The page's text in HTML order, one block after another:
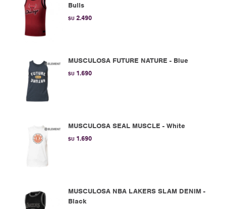
Bulls
$U 2.490
MUSCULOSA FUTURE NATURE - Blue
$U 1.690
MUSCULOSA SEAL MUSCLE - White
$U 1.690
MUSCULOSA NBA LAKERS SLAM DENIM -
Black